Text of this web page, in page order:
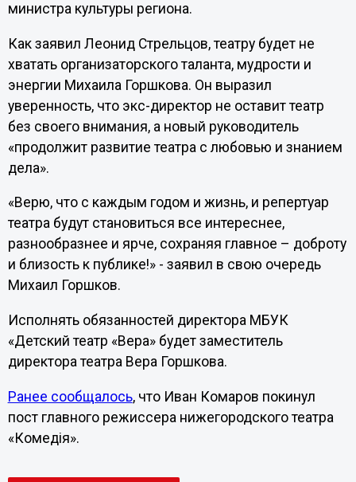
министра культуры региона.
Как заявил Леонид Стрельцов, театру будет не
хватать организаторского таланта, мудрости и
энергии Михаила Горшкова. Он выразил
уверенность, что экс-директор не оставит театр
без своего внимания, а новый руководитель
«продолжит развитие театра с любовью и знанием
дела».
«Верю, что с каждым годом и жизнь, и репертуар
театра будут становиться все интереснее,
разнообразнее и ярче, сохраняя главное – доброту
и близость к публике!» - заявил в свою очередь
Михаил Горшков.
Исполнять обязанностей директора МБУК
«Детский театр «Вера» будет заместитель
директора театра Вера Горшкова.
Ранее сообщалось, что Иван Комаров покинул
пост главного режиссера нижегородского театра
«Комедiя».